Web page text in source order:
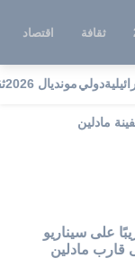
ثقافة اقتصاد
دوليمونديال 2026
مادلين
تدريبًا على سيناريو
قارب مادلين